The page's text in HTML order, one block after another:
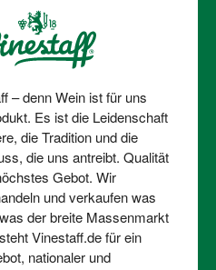
– denn Wein ist für uns
Es ist die Leidenschaft
die Tradition und die
die uns antreibt. Qualität
Gebot. Wir
und verkaufen was
der breite Massenmarkt
Vinestaff.de für ein
nationaler und